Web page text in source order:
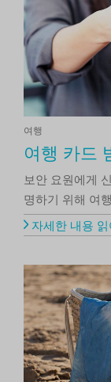
여행
여행 카드
보안 요원에게
명하기 위해 여
자세한 내용 읽